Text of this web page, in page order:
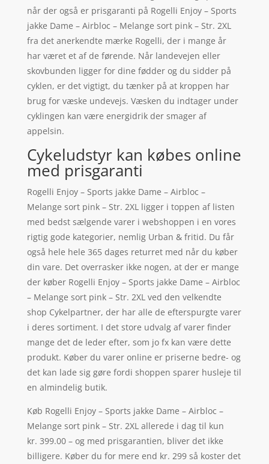
når der også er prisgaranti på Rogelli Enjoy – Sports
jakke Dame – Airbloc – Melange sort pink – Str. 2XL
fra det anerkendte mærke Rogelli, der i mange år
har været et af de førende. Når landevejen eller
skovbunden ligger for dine fødder og du sidder på
cyklen, er det vigtigt, du tænker på at kroppen har
brug for væske undevejs. Væsken du indtager under
cyklingen kan være energidrik der smager af
appelsin.
Cykeludstyr kan købes online
med prisgaranti
Rogelli Enjoy – Sports jakke Dame – Airbloc –
Melange sort pink – Str. 2XL ligger i toppen af listen
med bedst sælgende varer i webshoppen i en vores
rigtig gode kategorier, nemlig Urban & fritid. Du får
også hele hele 365 dages returret med når du køber
din vare. Det overrasker ikke nogen, at der er mange
der køber Rogelli Enjoy – Sports jakke Dame – Airbloc
– Melange sort pink – Str. 2XL ved den velkendte
shop Cykelpartner, der har alle de efterspurgte varer
i deres sortiment. I det store udvalg af varer finder
mange det de leder efter, som jo fx kan være dette
produkt. Køber du varer online er priserne bedre- og
det kan lade sig gøre fordi shoppen sparer husleje til
en almindelig butik.
Køb Rogelli Enjoy – Sports jakke Dame – Airbloc –
Melange sort pink – Str. 2XL allerede i dag til kun
kr. 399.00 – og med prisgarantien, bliver det ikke
billigere. Køber du for mere end kr. 299 så koster det